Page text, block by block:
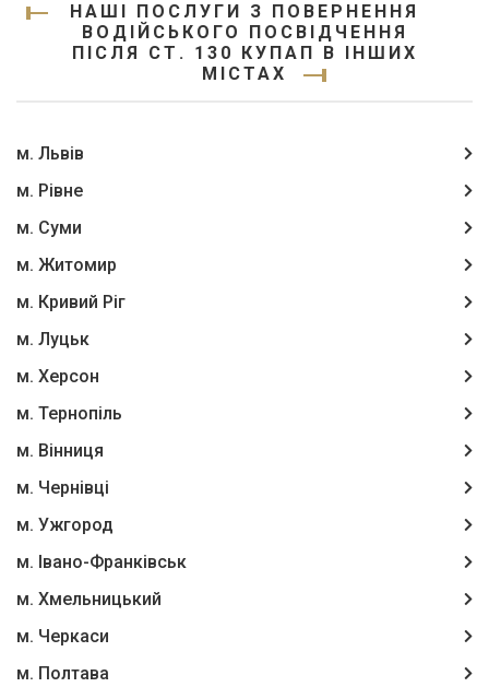
НАШІ ПОСЛУГИ З ПОВЕРНЕННЯ
ВОДІЙСЬКОГО ПОСВІДЧЕННЯ
ПІСЛЯ СТ. 130 КУПАП В ІНШИХ
МІСТАХ
м. Львів
м. Рівне
м. Суми
м. Житомир
м. Кривий Ріг
м. Луцьк
м. Херсон
м. Тернопіль
м. Вінниця
м. Чернівці
м. Ужгород
м. Івано-Франківськ
м. Хмельницький
м. Черкаси
м. Полтава